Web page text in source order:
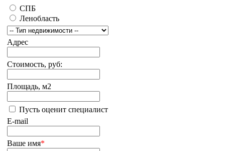
СПБ
Ленобласть
Адрес
Стоимость, руб:
Площадь, м2
Пусть оценит специалист
E-mail
Ваше имя*